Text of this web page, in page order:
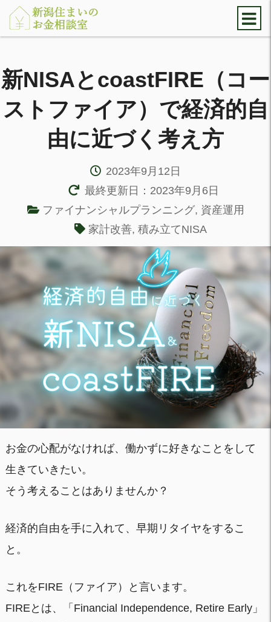
新NISAとcoastFIRE（コー
ストファイア）で経済的自
由に近づく考え方
2023年9月12日
最終更新日：2023年9月6日
ファイナンシャルプランニング, 資産運用
家計改善,積み立てNISA
お金の心配がなければ、働かずに好きなことをして
生きていきたい。
そう考えることはありませんか？
経済的自由を手に入れて、早期リタイヤをするこ
と。
これをFIRE（ファイア）と言います。
FIREとは、「Financial Independence, Retire Early」